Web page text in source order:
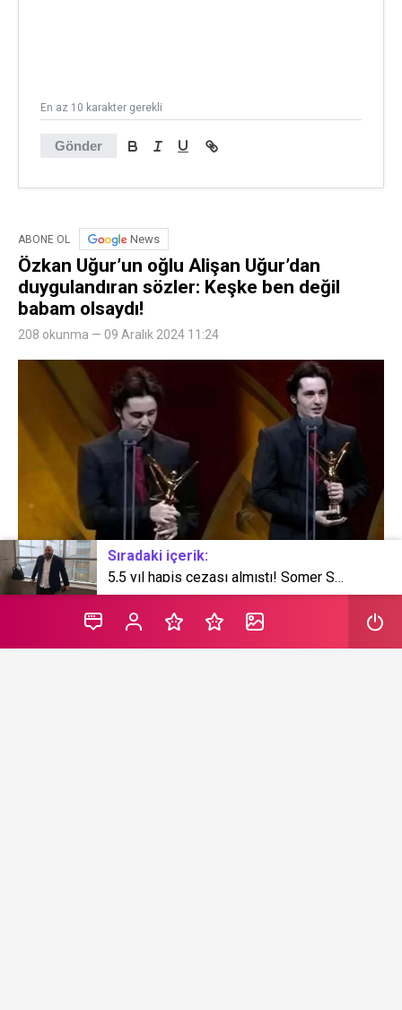
Sıradaki içerik:
5,5 yıl hapis cezası almıştı! Somer Sivrioğlu’ndan karar sonrası ilk paylaşım
Gönder
En az 10 karakter gerekli
ABONE OL News
Özkan Uğur’un oğlu Alişan Uğur’dan
duygulandıran sözler: Keşke ben değil
babam olsaydı!
208 okunma — 09 Aralık 2024 11:24